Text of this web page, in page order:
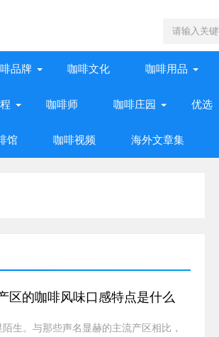
品牌 咖啡文化 咖啡用品
咖啡师 咖啡庄园 优选
馆 咖啡视频 海外文章集
区的咖啡风味口感特点是什么
生。与那些声名显赫的主流产区相比，